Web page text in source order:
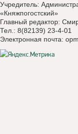
Учредитель:
«Княжпогостский»
Главный редактор:
Тел.: 8(82139) 23-4-01
Электронная почта: